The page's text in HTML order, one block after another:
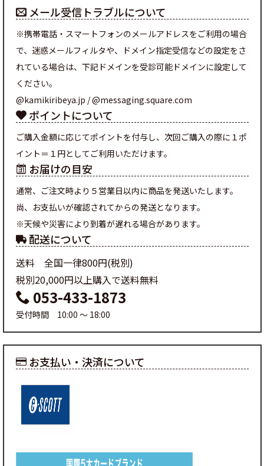
メール受信トラブルについて
※携帯電話・スマートフォンのメールアドレスをご利用の場合
で、迷惑メールフィルタや、ドメイン指定受信などの設定をさ
れている場合は、下記ドメインを受診可能ドメインに設定して
ください。
@kamikiribeya.jp / @messaging.square.com
ポイントについて
ご購入金額に応じてポイントを付与し、次回ご購入の際に１ポ
イント＝１円としてご利用いただけます。
お届けの目安
通常、ご注文時より５営業日以内に商品を発送いたします。
尚、お支払いが確認されてからの発送となります。
※天候や災害により到着が遅れる場合があります。
配送について
送料 全国一律800円(税別)
税別20,000円以上購入で送料無料
053-433-1873
受付時間 10:00 ～ 18:00
お支払い・決済について